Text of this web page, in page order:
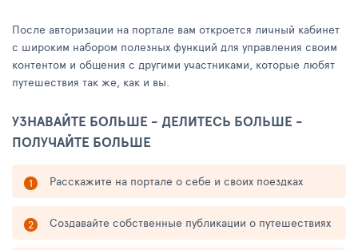
После авторизации на портале вам откроется личный кабинет
с широким набором полезных функций для управления своим
контентом и общения с другими участниками, которые любят
путешествия так же, как и вы.
УЗНАВАЙТЕ БОЛЬШЕ - ДЕЛИТЕСЬ БОЛЬШЕ -
ПОЛУЧАЙТЕ БОЛЬШЕ
Расскажите на портале о себе и своих поездках
Создавайте собственные публикации о путешествиях